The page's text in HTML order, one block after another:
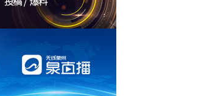
【专题】学习贯彻党的二十届四中全会